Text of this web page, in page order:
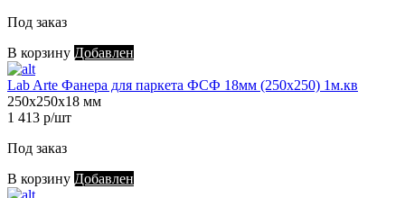
Под заказ
В корзину Добавлен
Lab Arte Фанера для паркета ФСФ 18мм (250х250) 1м.кв
250х250х18 мм
1 413 р/шт
Под заказ
В корзину Добавлен